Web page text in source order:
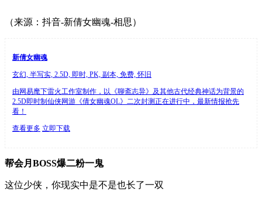
（来源：抖音-新倩女幽魂-相思）
新倩女幽魂
玄幻, 半写实, 2.5D, 即时, PK, 副本, 免费, 怀旧
由网易麾下雷火工作室制作，以《聊斋志异》及其他古代经典神话为背景的
2.5D即时制仙侠网游《倩女幽魂OL》二次封测正在进行中，最新情报抢先
看！
查看更多 立即下载
帮会月BOSS爆二粉一鬼
这位少侠，你现实中是不是也长了一双